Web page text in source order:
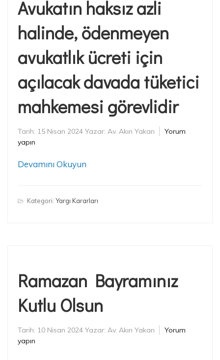
Avukatın haksız azli
halinde, ödenmeyen
avukatlık ücreti için
açılacak davada tüketici
mahkemesi görevlidir
Tarih: 15 Nisan 2024 Yazar: Av. Akın Yakan
Yorum
yapın
Devamını Okuyun
Kategori: Yargı Kararları
Ramazan Bayramınız
Kutlu Olsun
Tarih: 10 Nisan 2024 Yazar: Av. Akın Yakan
Yorum
yapın